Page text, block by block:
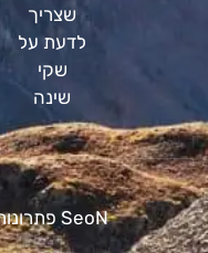
שצריך
לדעת על
שינה
SeoN פתרונות פרסום בדיגיטל לעסקים